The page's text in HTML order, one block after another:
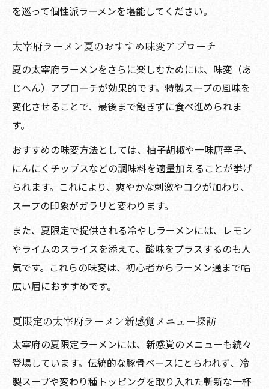
を巡って個性派ラーメンを堪能してください。
太宰府ラーメン夏のおすすめ味変アプローチ
夏の太宰府ラーメンをさらに楽しむためには、味変（あ
じへん）アプローチが効果的です。特製スープの風味を
変化させることで、最後まで飽きずに食べ進められま
す。
おすすめの味変方法としては、柚子胡椒や一味唐辛子、
にんにくチップスなどの調味料を適量加えることが挙げ
られます。これにより、爽やかな刺激やコクが加わり、
スープの印象がガラリと変わります。
また、夏限定で提供される冷やしラーメンには、レモン
やライムのスライスを添えて、酸味をプラスするのも人
気です。これらの味変は、初心者からラーメン通まで幅
広い層におすすめです。
夏限定の太宰府ラーメン新感覚メニュー探訪
太宰府の夏限定ラーメンには、新感覚のメニューも続々
登場しています。伝統的な豚骨ベースにとらわれず、冷
製スープや変わり種トッピングを取り入れた斬新な一杯